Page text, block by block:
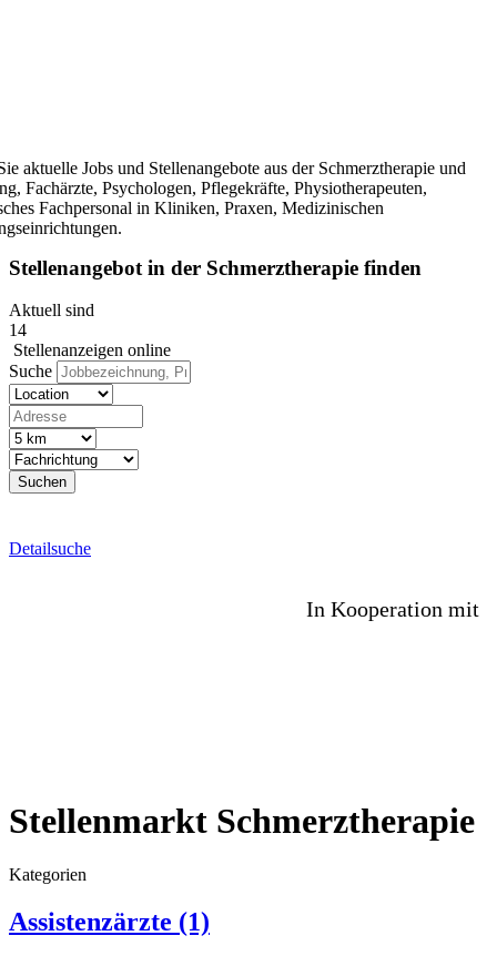
aktuelle Jobs und Stellenangebote aus der Schmerztherapie und
Fachärzte, Psychologen, Pflegekräfte, Physiotherapeuten,
Fachpersonal in Kliniken, Praxen, Medizinischen
Stellenangebot in der Schmerztherapie finden
Aktuell sind
14
Stellenanzeigen online
Suche
Suchen
Detailsuche
In Kooperation mit
Stellenmarkt Schmerztherapie
Kategorien
Assistenzärzte (1)